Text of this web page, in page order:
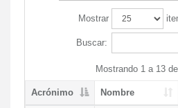
Mostrar
Buscar:
Mostrando 1 a 13
Acrónimo Nombre